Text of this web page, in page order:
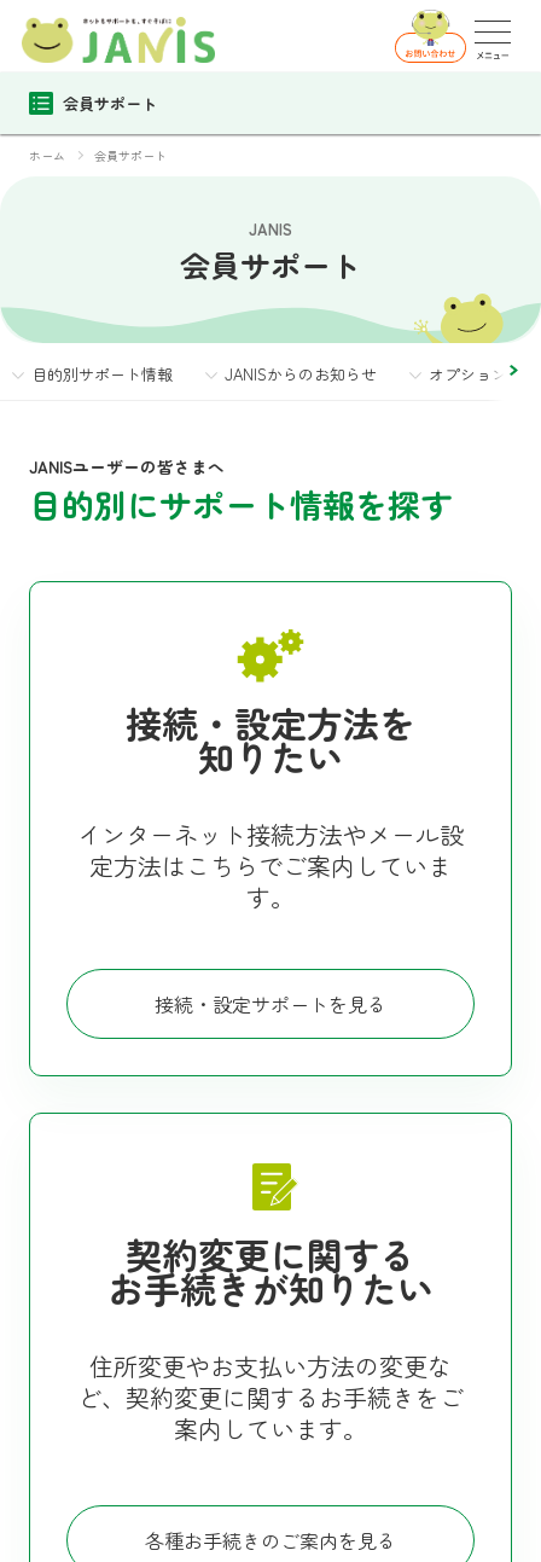
会員サポート
ホーム 会員サポート
JANIS
会員サポート
目的別サポート情報 JANISからのお知らせ オプションサ
JANISユーザーの皆さまへ
目的別にサポート情報を探す
接続・設定方法を
知りたい
インターネット接続方法やメール設
定方法はこちらでご案内していま
す。
接続・設定サポートを見る
契約変更に関する
お手続きが知りたい
住所変更やお支払い方法の変更な
ど、契約変更に関するお手続きをご
案内しています。
各種お手続きのご案内を見る